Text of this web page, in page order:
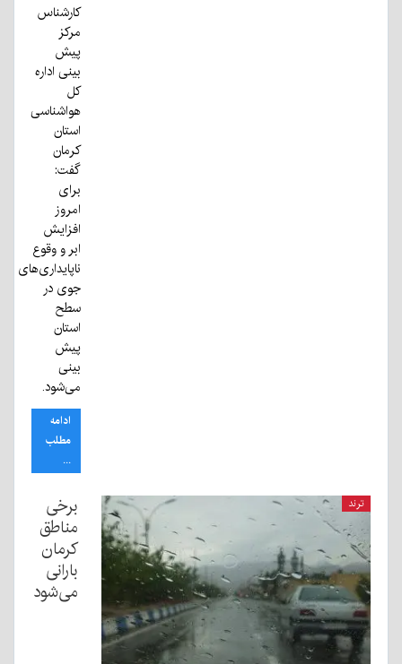
کارشناس
مرکز
پیش
بینی اداره
کل
هواشناسی
استان
کرمان
گفت:
برای
امروز
افزایش
ابر و وقوع
ناپایداری‌های
جوی در
سطح
استان
پیش
بینی
می‌شود.
ادامه
مطلب
...
ترند
برخی
مناطق
کرمان
بارانی
می‌شود